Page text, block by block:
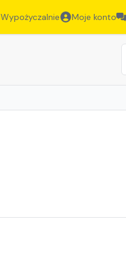
Wypożyczalnie Moje konto